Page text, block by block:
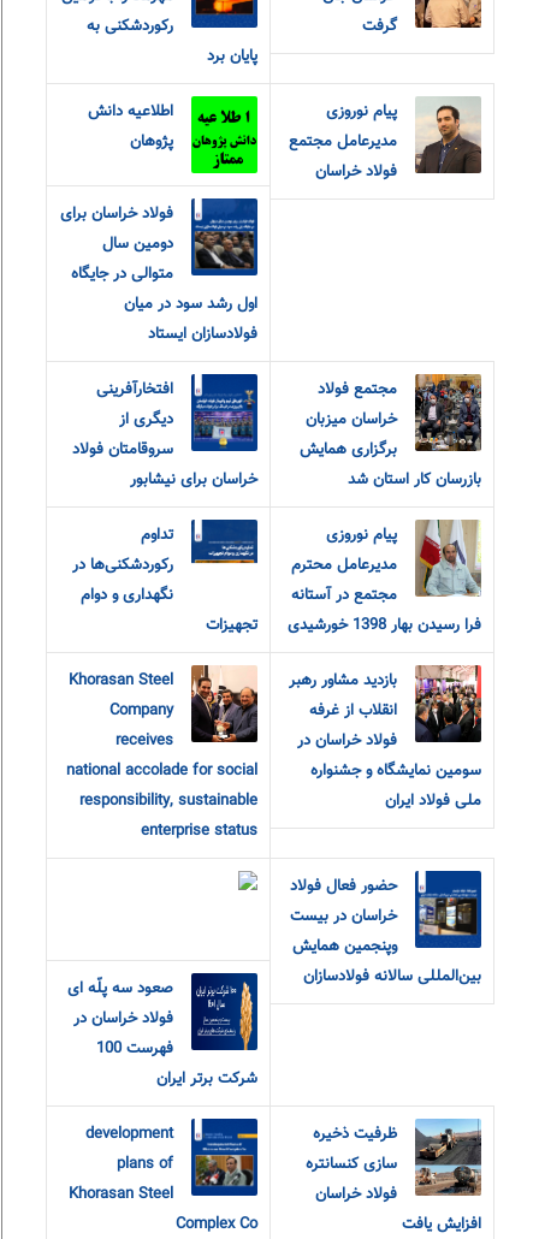
گرفت
رکوردشکنی به
پایان برد
پیام نوروزی
مدیرعامل مجتمع
فولاد خراسان
اطلاعیه دانش
پژوهان
فولاد خراسان برای
دومین سال
متوالی در جایگاه
اول رشد سود در میان
فولادسازان ایستاد
مجتمع فولاد
خراسان میزبان
برگزاری همایش
بازرسان کار استان شد
افتخارآفرینی
دیگری از
سروقامتان فولاد
خراسان برای نیشابور
پیام نوروزی
مدیرعامل محترم
مجتمع در آستانه
فرا رسیدن بهار 1398 خورشیدی
تداوم
رکوردشکنی‌ها در
نگهداری و دوام
تجهیزات
بازدید مشاور رهبر
انقلاب از غرفه
فولاد خراسان در
سومین نمایشگاه و جشنواره
ملی فولاد ایران
Khorasan Steel
Company
receives
national accolade for social
responsibility, sustainable
enterprise status
حضور فعال فولاد
خراسان در بیست
و‌پنجمین همایش
بین‌المللی سالانه فولادسازان
صعود سه پلّه ای
فولاد خراسان در
فهرست 100
شرکت برتر ایران
ظرفیت ذخیره
سازی کنسانتره
فولاد خراسان
افزایش یافت
development
plans of
Khorasan Steel
Complex Co